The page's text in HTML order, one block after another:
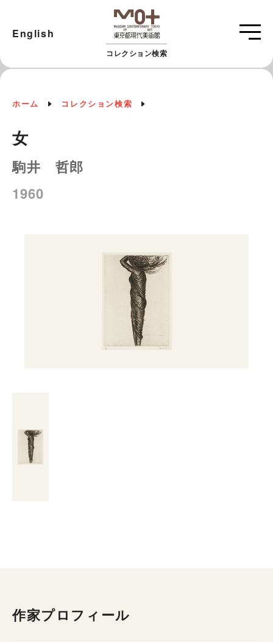
コレクション検索
English
ホーム コレクション検索
女
駒井 哲郎
1960
作家プロフィール